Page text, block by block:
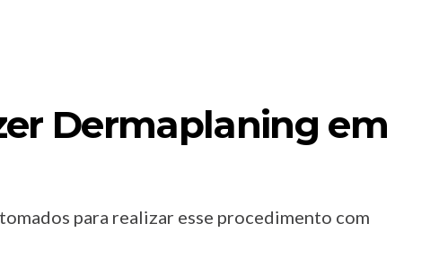
Dermaplaning em
para realizar esse procedimento com